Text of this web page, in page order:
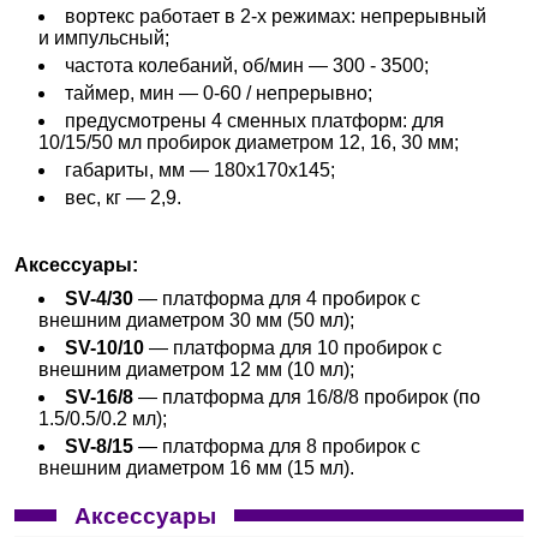
вортекс работает в 2-х режимах: непрерывный
и импульсный;
частота колебаний, об/мин — 300 - 3500;
таймер, мин — 0-60 / непрерывно;
предусмотрены 4 сменных платформ: для
10/15/50 мл пробирок диаметром 12, 16, 30 мм;
габариты, мм — 180x170x145;
вес, кг — 2,9.
Аксессуары:
SV-4/30 — платформа для 4 пробирок с
внешним диаметром 30 мм (50 мл);
SV-10/10 — платформа для 10 пробирок с
внешним диаметром 12 мм (10 мл);
SV-16/8 — платформа для 16/8/8 пробирок (по
1.5/0.5/0.2 мл);
SV-8/15 — платформа для 8 пробирок с
внешним диаметром 16 мм (15 мл).
Аксессуары